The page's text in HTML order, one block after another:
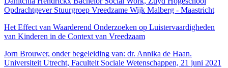
Opdrachtgever Stuurgroep Vreedzame Wijk Malberg - Maastricht
Het Effect van Waarderend Onderzoeken op Luistervaardigheden
van Kinderen in de Context van Vreedzaam
Jorn Brouwer, onder begeleiding van: dr. Annika de Haan.
Universiteit Utrecht, Faculteit Sociale Wetenschappen, 21 juni 2021